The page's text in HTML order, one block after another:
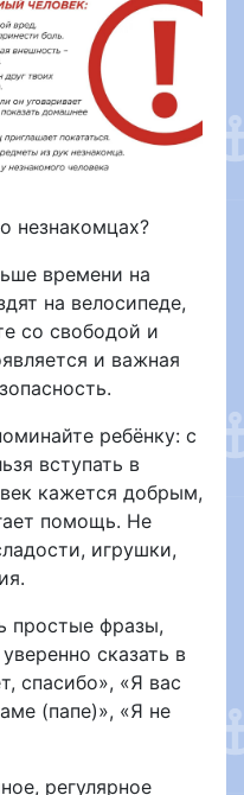
незнакомцах?
времени на
на велосипеде,
со свободой и
и важная
ребёнку: с
вступать в
кажется добрым,
помощь. Не
игрушки,
простые фразы,
сказать в
спасибо», «Я вас
(папе)», «Я не
регулярное